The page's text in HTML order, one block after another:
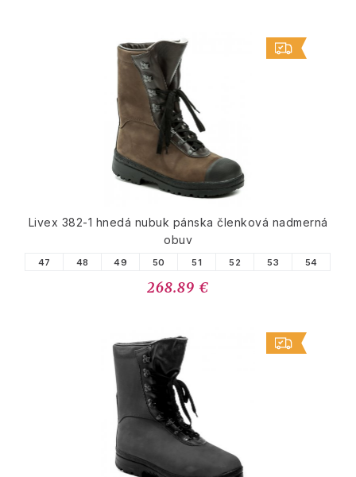
Livex 382-1 hnedá nubuk pánska členková nadmerná
obuv
47 48 49 50 51 52 53 54
268.89 €